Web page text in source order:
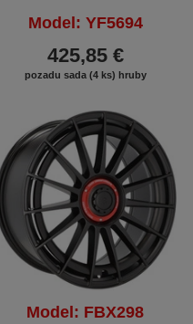
Model: YF5694
425,85 €
pozadu sada (4 ks) hruby
Model: FBX298